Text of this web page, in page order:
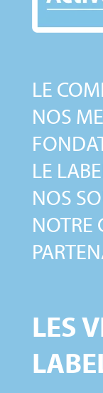
LE
NOS
LE
NOS
NOTRE
LES